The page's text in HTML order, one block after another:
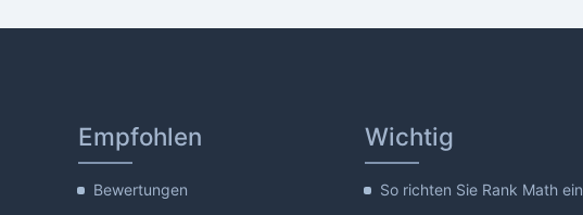
Empfohlen
Bewertungen
Wichtig
So richten Sie Rank Math ein